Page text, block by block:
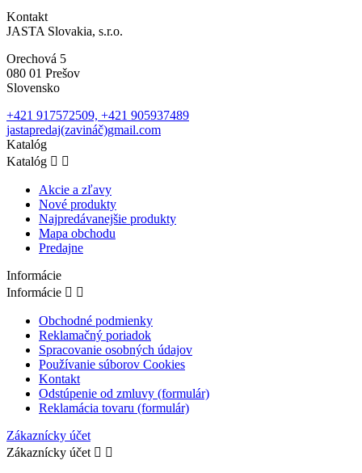
Kontakt
JASTA Slovakia, s.r.o.
Orechová 5
080 01 Prešov
Slovensko
+421 917572509, +421 905937489
jastapredaj(zavináč)gmail.com
Katalóg
Katalóg  
Akcie a zľavy
Nové produkty
Najpredávanejšie produkty
Mapa obchodu
Predajne
Informácie
Informácie  
Obchodné podmienky
Reklamačný poriadok
Spracovanie osobných údajov
Používanie súborov Cookies
Kontakt
Odstúpenie od zmluvy (formulár)
Reklamácia tovaru (formulár)
Zákaznícky účet
Zákaznícky účet  